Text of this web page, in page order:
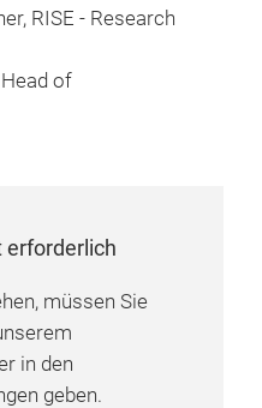
RISE - Research
of
erforderlich
müssen Sie
in den
geben.